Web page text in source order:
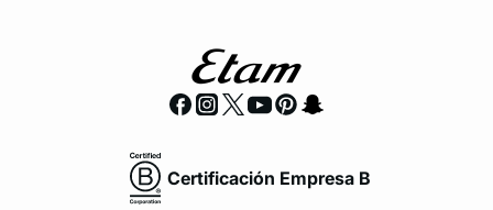
Certificación Empresa B